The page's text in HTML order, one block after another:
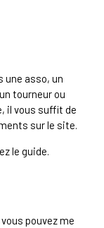
une asso, un
tourneur ou
il vous suffit de
sur le site.
le guide.
pouvez me